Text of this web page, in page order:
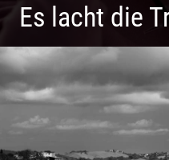
Es lacht die
Wunderschöne Dirndl |
Details | Edle Stoffe